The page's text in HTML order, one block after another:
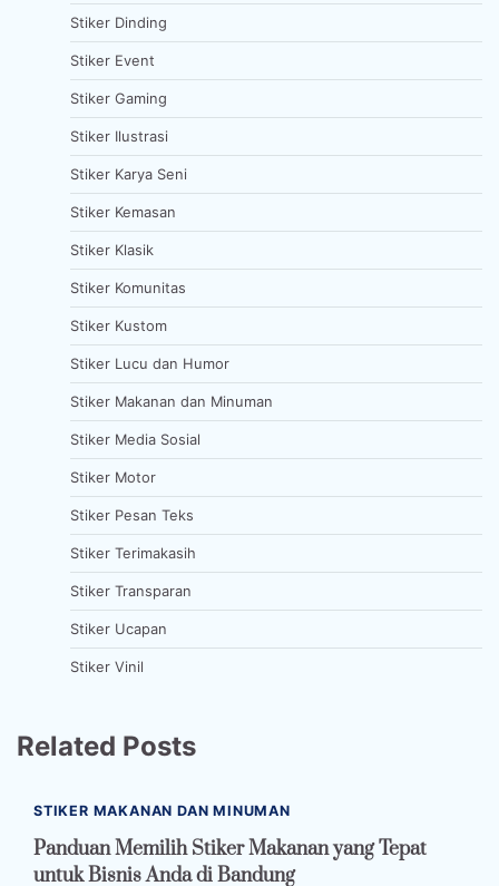
Stiker Dinding
Stiker Event
Stiker Gaming
Stiker Ilustrasi
Stiker Karya Seni
Stiker Kemasan
Stiker Klasik
Stiker Komunitas
Stiker Kustom
Stiker Lucu dan Humor
Stiker Makanan dan Minuman
Stiker Media Sosial
Stiker Motor
Stiker Pesan Teks
Stiker Terimakasih
Stiker Transparan
Stiker Ucapan
Stiker Vinil
Related Posts
STIKER MAKANAN DAN MINUMAN
Panduan Memilih Stiker Makanan yang Tepat
untuk Bisnis Anda di Bandung